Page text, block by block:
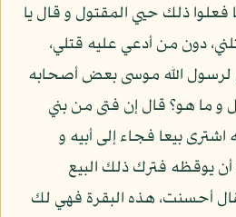
فعلوا ذلك حيي المقتول و قال يا
دون من أدعي عليه قتلي،
لرسول الله موسى بعض أصحابه
و ما هو؟ قال إن فتى من بني
اشترى بيعا فجاء إلى أبيه و
يوقظه فترك ذلك البيع
أحسنت، هذه البقرة فهي لك